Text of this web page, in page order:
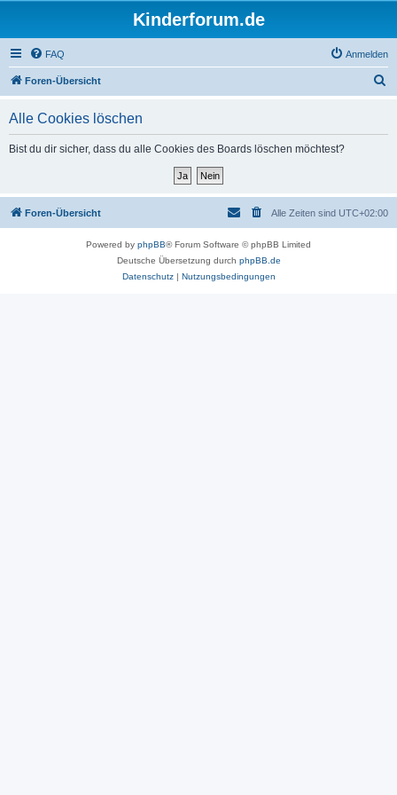
Kinderforum.de
FAQ Anmelden
Foren-Übersicht
Alle Cookies löschen
Bist du dir sicher, dass du alle Cookies des Boards löschen möchtest?
Foren-Übersicht Alle Zeiten sind UTC+02:00
Powered by phpBB® Forum Software © phpBB Limited
Deutsche Übersetzung durch phpBB.de
Datenschutz| Nutzungsbedingungen